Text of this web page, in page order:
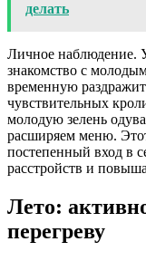
делать
Личное наблюдение.
знакомство с
временную
чувствительных
молодую зелень
расширяем меню.
постепенный вход в
расстройств и
Лето:
перегреву